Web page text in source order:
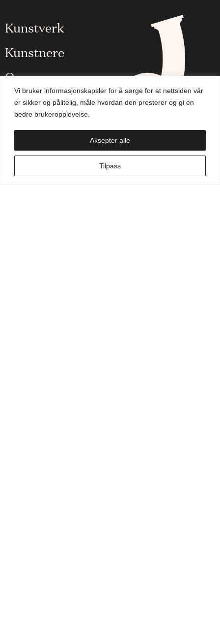
Vi bruker informasjonskapsler for å sørge for at nettsiden vår
er sikker og pålitelig, måle hvordan den presterer og gi en
bedre brukeropplevelse.
Tilpass
Aksepter alle
Kunstverk
Kunstnere
Om oss
Aktuelt
Handlekurv
NO